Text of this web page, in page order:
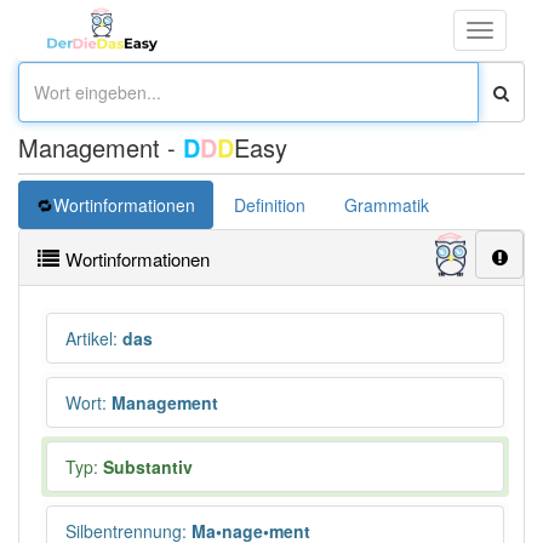
Toggle
Management - DDDEasy
Wortinformationen Definition Grammatik
Wortinformationen
Artikel: das
Wort: Management
Typ: Substantiv
Silbentrennung: Ma•nage•ment